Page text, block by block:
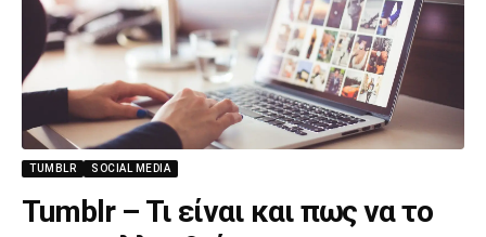
TUMBLR SOCIAL MEDIA
Tumblr – Τι είναι και πως να το